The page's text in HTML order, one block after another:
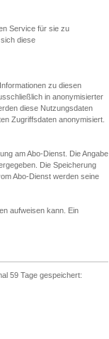
Service für sie zu
diese
zu diesen
in anonymisierter
diese Nutzungsdaten
Zugriffsdaten anonymisiert.
am Abo-Dienst. Die Angabe
Die Speicherung
Abo-Dienst werden seine
aufweisen kann. Ein
59 Tage gespeichert: